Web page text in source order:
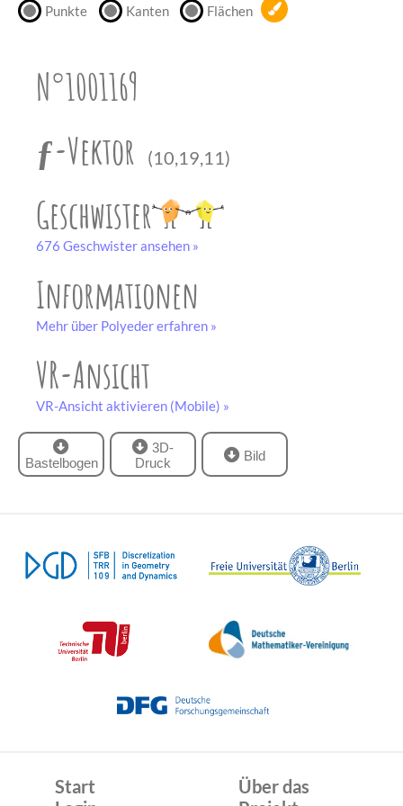
Punkte Kanten Flächen
N°1001169
ƒ-Vektor
(10,19,11)
Geschwister
676 Geschwister ansehen »
Informationen
Mehr über Polyeder erfahren »
VR-Ansicht
VR-Ansicht aktivieren (Mobile) »
Bastelbogen
3D-
Druck
unserem
Bild
Start
Über das